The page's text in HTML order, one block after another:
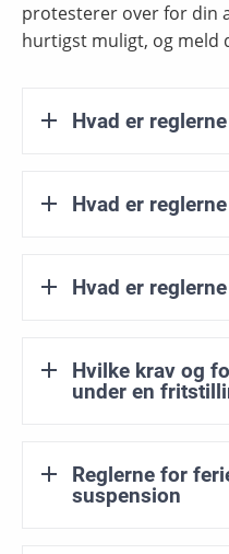
protesterer over for din
hurtigst muligt, og meld
Hvad er
Hvad er
Hvad er
Hvilke krav og
under en
Reglerne for
suspension